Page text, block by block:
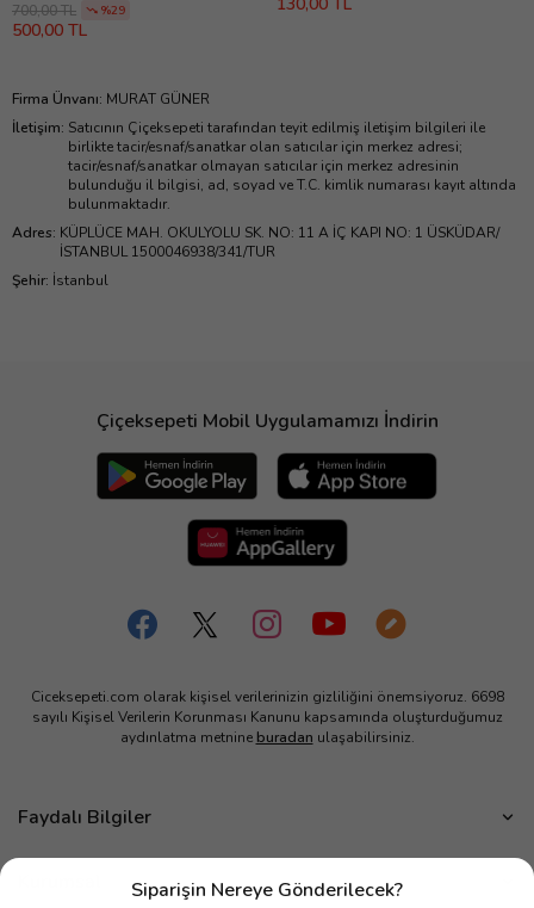
Siparişin Nereye Gönderilecek?
700,00 TL %29
500,00 TL
Firma Ünvanı: MURAT GÜNER
İletişim: Satıcının Çiçeksepeti tarafından teyit edilmiş iletişim bilgileri ile
birlikte tacir/esnaf/sanatkar olan satıcılar için merkez adresi;
tacir/esnaf/sanatkar olmayan satıcılar için merkez adresinin
bulunduğu il bilgisi, ad, soyad ve T.C. kimlik numarası kayıt altında
bulunmaktadır.
Adres: KÜPLÜCE MAH. OKULYOLU SK. NO: 11 A İÇ KAPI NO: 1 ÜSKÜDAR/
İSTANBUL 1500046938/341/TUR
Şehir: İstanbul
Çiçeksepeti Mobil Uygulamamızı İndirin
Ciceksepeti.com olarak kişisel verilerinizin gizliliğini önemsiyoruz. 6698
sayılı Kişisel Verilerin Korunması Kanunu kapsamında oluşturduğumuz
aydınlatma metnine buradan ulaşabilirsiniz.
Faydalı Bilgiler
Çiçek Bakımı
Çiçek Eşliğinde Notlar